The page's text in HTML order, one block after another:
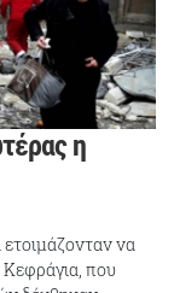
η
να
Κεφράγια, που